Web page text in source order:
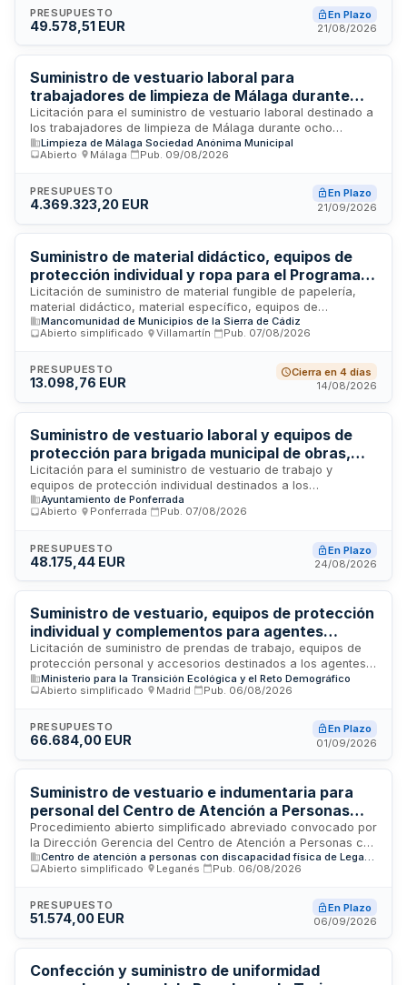
detallados en anexo técnico con especificaciones mínimas,
adaptación por tallaje según comunicación de la Dirección
designado por la Administración.
PRESUPUESTO
49.578,51 EUR
En Plazo
21/08/2026
Suministro de vestuario laboral para
trabajadores de limpieza de Málaga durante
ocho temporadas
Licitación para el suministro de vestuario laboral destinado a
los trabajadores de limpieza de Málaga durante ocho
temporadas, alternando entre periodos de verano e invierno.
El contrato incluye la toma de medidas personalizada y un
adaptación a las condiciones de trabajo, la identificación del
personal y la homogeneidad de la imagen corporativa de la
Limpieza de Málaga Sociedad Anónima Municipal
Abierto
Málaga Pub. 09/08/2026
PRESUPUESTO
4.369.323,20 EUR
En Plazo
21/09/2026
Suministro de material didáctico, equipos de
protección individual y ropa para el Programa
de Empleo y Formación FONESPERA de la
Mancomunidad de Municipios de la Sierra de
Cádiz
Licitación de suministro de material fungible de papelería,
material didáctico, material específico, equipos de
protección individual, ropa deportiva y alquiler de equipos
informáticos para la ejecución del Programa de Empleo y
Mancomunidad de Municipios de la Sierra de Cádiz con
financiación de la Consejería de Empleo, Empresa y Trabajo
en lotes diferenciados de compra de libros y material
didáctico, y adquisición de material específico para
especialidades formativas.
Mancomunidad de Municipios de la Sierra de Cádiz
Abierto simplificado
Villamartín Pub. 07/08/2026
PRESUPUESTO
13.098,76 EUR
Cierra en 4 días
14/08/2026
Suministro de vestuario laboral y equipos de
protección para brigada municipal de obras,
medio rural, cementerio y deportes del
Ayuntamiento de Ponferrada
Licitación para el suministro de vestuario de trabajo y
equipos de protección individual destinados a los
trabajadores municipales de los servicios de brigada de
obras, medio rural, cementerio y deportes del Ayuntamiento
cazadoras y otros elementos de equipamiento laboral
certificados según normas de seguridad europeas, con
Ayuntamiento de Ponferrada
Abierto
Ponferrada Pub. 07/08/2026
PRESUPUESTO
48.175,44 EUR
En Plazo
24/08/2026
Suministro de vestuario, equipos de protección
individual y complementos para agentes
medioambientales de la Dirección General de
Biodiversidad, Bosques y Desertificación
Licitación de suministro de prendas de trabajo, equipos de
protección personal y accesorios destinados a los agentes
medioambientales que dependen de la Dirección General de
Biodiversidad, Bosques y Desertificación del Ministerio para
se confeccionarán conforme a las especificaciones
técnicas establecidas en la Resolución de 2 de octubre de
Escala de Agentes Medioambientales. El contratista deberá
garantizar el suministro durante toda la vigencia del contrato
a los precios unitarios adjudicados.
Ministerio para la Transición Ecológica y el Reto Demográfico
Abierto simplificado
Madrid Pub. 06/08/2026
PRESUPUESTO
66.684,00 EUR
En Plazo
01/09/2026
Suministro de vestuario e indumentaria para
personal del Centro de Atención a Personas
con Discapacidad Física de Leganés
Procedimiento abierto simplificado abreviado convocado por
la Dirección Gerencia del Centro de Atención a Personas con
Discapacidad Física de Leganés para la adquisición de
vestuario destinado al personal que trabaja en el centro. El
consumo previsto durante la vigencia del contrato. Las
prendas deberán embalarse en cajas de cartón reciclado
solvencia técnica se acreditará mediante referencias de
suministros similares de los últimos tres años.
Centro de atención a personas con discapacidad física de Leganés (IMSERSO-CAMF)
Abierto simplificado
Leganés Pub. 06/08/2026
PRESUPUESTO
51.574,00 EUR
En Plazo
06/09/2026
Confección y suministro de uniformidad